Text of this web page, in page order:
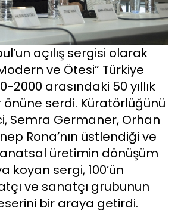
açılış sergisi olarak
ve Ötesi” Türkiye
2000 arasındaki 50 yıllık
serdi. Küratörlüğünü
Semra Germaner, Orhan
Rona’nın üstlendiği ve
üretimin dönüşüm
koyan sergi, 100’ün
ve sanatçı grubunun
bir araya getirdi.